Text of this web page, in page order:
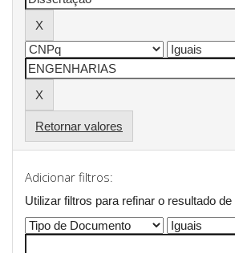
Retornar valores
Adicionar filtros:
Utilizar filtros para refinar o resultado de